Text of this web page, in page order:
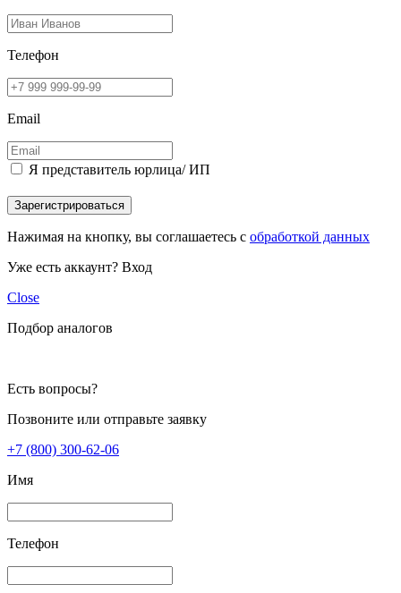
Телефон
Email
Я представитель юрлица/ ИП
Зарегистрироваться
Нажимая на кнопку, вы соглашаетесь с обработкой данных
Уже есть аккаунт? Вход
Close
Подбор аналогов
Есть вопросы?
Позвоните или отправьте заявку
+7 (800) 300-62-06
Имя
Телефон